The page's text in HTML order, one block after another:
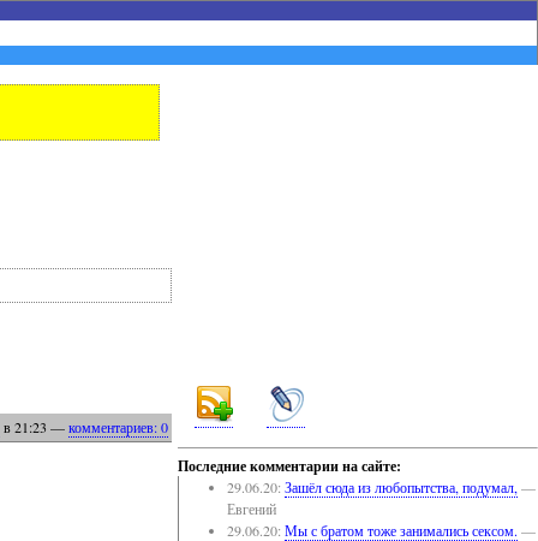
Последние комментарии на сайте:
29.06.20: Зашёл сюда из любопытства, подумал, —
Евгений
29.06.20: Мы с братом тоже занимались сексом. —
в 21:23 —комментариев: 0